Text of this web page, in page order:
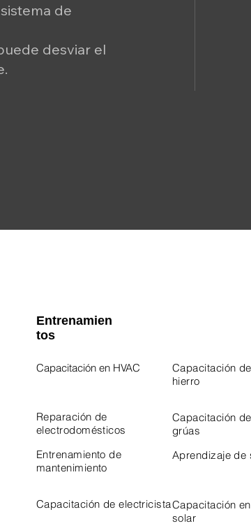
de
desviar el
Entrenamien
tos
Capacitación en HVAC
Capacitación
hierro
Reparación de
electrodomésticos
Capacitación
grúas
Entrenamiento de
mantenimiento
Aprendizaje de
Capacitación de electricistaCapacitación
solar